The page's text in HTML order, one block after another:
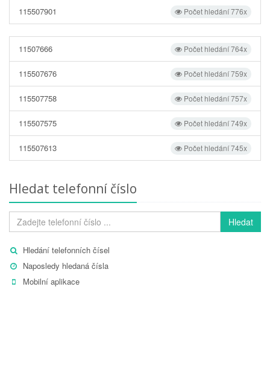
Počet hledání 776x
115507901
Počet hledání 764x
11507666
Počet hledání 759x
115507676
Počet hledání 757x
115507758
Počet hledání 749x
115507575
Počet hledání 745x
115507613
Hledat telefonní číslo
Hledat
Hledání telefonních čísel
Naposledy hledaná čísla
Mobilní aplikace